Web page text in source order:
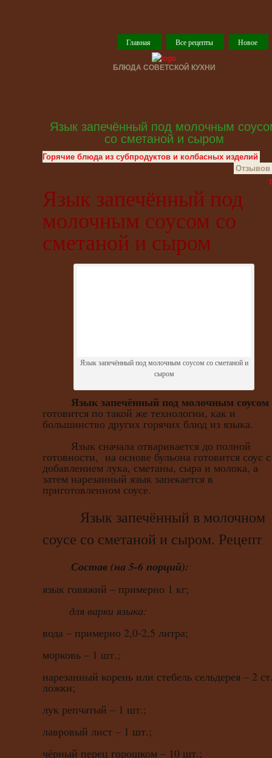
Главная Все рецепты Новое
БЛЮДА СОВЕТСКОЙ КУХНИ
Язык запечённый под молочным
со сметаной и сыром
Горячие блюда из субпродуктов и колбасных изделий
Отзывов
Язык запечённый под
молочным соусом со
сметаной и сыром
Язык запечённый под молочным соусом со сметаной и
сыром
Язык запечённыйпод молочным соусом
готовится по такой же технологии, как и
большинство других горячих блюд из языка.
Язык сначала отваривается до полной
готовности, на основе бульона готовится соус с
добавлением лука, сметаны, сыра и молока, а
затем нарезанный язык запекается в
приготовленном соусе.
Язык запечённый в молочном
соусе со сметаной и сыром. Рецепт
Состав (на 5-6 порций):
язык говяжий – примерно 1 кг;
для варки языка:
вода – примерно 2,0-2,5 литра;
морковь – 1 шт.;
нарезанный корень или стебель сельдерея – 2
ложки;
лук репчатый – 1 шт.;
лавровый лист – 1 шт.;
чёрный перец горошком – 10 шт.;